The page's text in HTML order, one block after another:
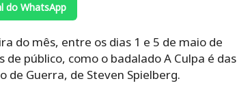
do WhatsApp
do mês, entre os dias 1 e 5 de maio de
público, como o badalado A Culpa é das
de Guerra, de Steven Spielberg.